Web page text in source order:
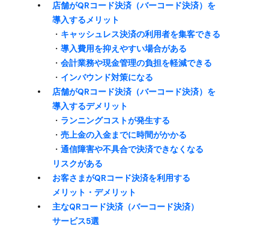
店舗が​QRコード決済​（バーコード決済）を​
導入する​メリット
・ キャッシュレス決済の​利用者を​集客できる
・ 導入費用を​抑えやすい​場合が​ある
・ 会計業務や​現金管理の​負担を​軽減できる
・ インバウンド対策に​​なる
店舗が​QRコード決済​（バーコード決済）を​
導入する​デメリット
・ ランニングコストが​発生する
・ 売上金の​入金までに​時間が​かかる
・ 通信障害や​不具合で​決済できなくなる​
リスクが​ある
お客さまが​QRコード決済を​利用する​
メリット・デメリット
主な​QRコード決済​（バーコード決済）​
サービス5選